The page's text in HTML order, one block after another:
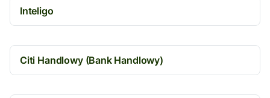
Inteligo
Citi Handlowy (Bank Handlowy)